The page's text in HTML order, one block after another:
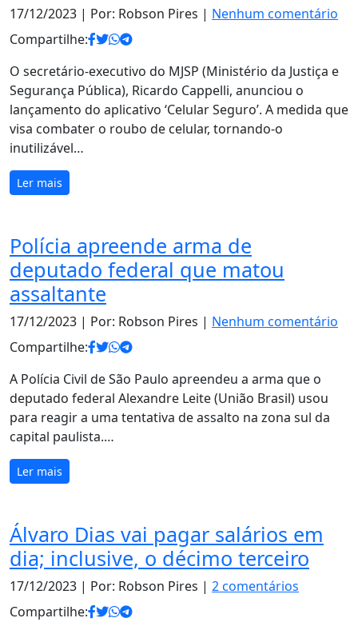
17/12/2023 | Por: Robson Pires | Nenhum comentário
Compartilhe:
O secretário-executivo do MJSP (Ministério da Justiça e
Segurança Pública), Ricardo Cappelli, anunciou o
lançamento do aplicativo ‘Celular Seguro’. A medida que
visa combater o roubo de celular, tornando-o
inutilizável…
Ler mais
Polícia apreende arma de
deputado federal que matou
assaltante
17/12/2023 | Por: Robson Pires | Nenhum comentário
Compartilhe:
A Polícia Civil de São Paulo apreendeu a arma que o
deputado federal Alexandre Leite (União Brasil) usou
para reagir a uma tentativa de assalto na zona sul da
capital paulista.…
Ler mais
Álvaro Dias vai pagar salários em
dia; inclusive, o décimo terceiro
17/12/2023 | Por: Robson Pires | 2 comentários
Compartilhe: